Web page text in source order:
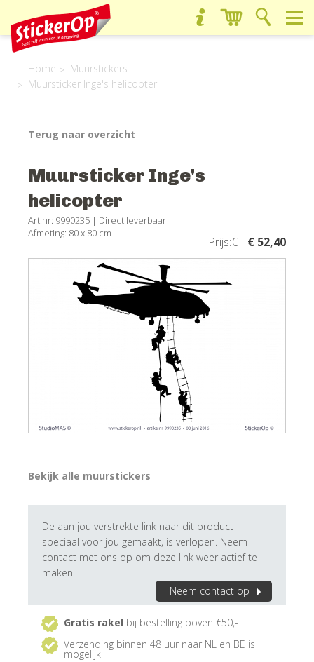
Home
Muurstickers
Muursticker Inge's helicopter
Terug naar overzicht
Muursticker Inge's
helicopter
Art.nr: 9990235 | Direct leverbaar
Afmeting: 80 x 80 cm
Prijs:€ € 52,40
Bekijk alle muurstickers
De aan jou verstrekte link naar dit product
speciaal voor jou gemaakt, is verlopen. Neem
contact met ons op om deze link weer actief te
maken.
Neem contact op
Gratis rakel bij bestelling boven €50,-
Verzending binnen 48 uur naar NL en BE is
mogelijk